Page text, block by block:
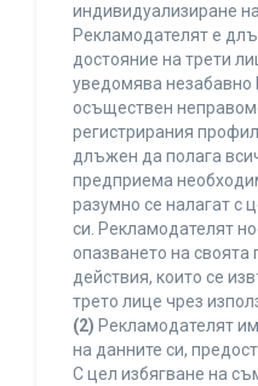
индивидуализиране
Рекламодателят е
достояние на трети
уведомява незабавно
осъществен
регистрирания
длъжен да полага
предприема
разумно се налагат с
си. Рекламодателят
опазването на своята
действия, които се
трето лице чрез
(2) Рекламодателят
на данните си,
С цел избягване на